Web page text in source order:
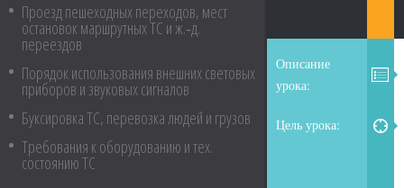
Проезд пешеходных переходов, мест
остановок маршрутных ТС и ж.‑д.
переездов
Порядок использования внешних световых
приборов и звуковых сигналов
Буксировка ТС, перевозка людей и грузов
Требования к оборудованию и тех.
состоянию ТС
Описание
урока:
Цель урока: